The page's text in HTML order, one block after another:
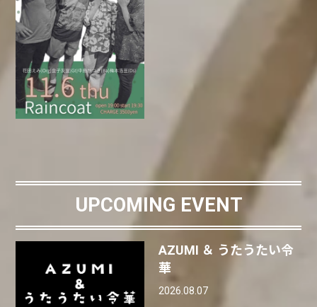
UPCOMING EVENT
AZUMI ＆ うたうたい令
華
2026.08.07